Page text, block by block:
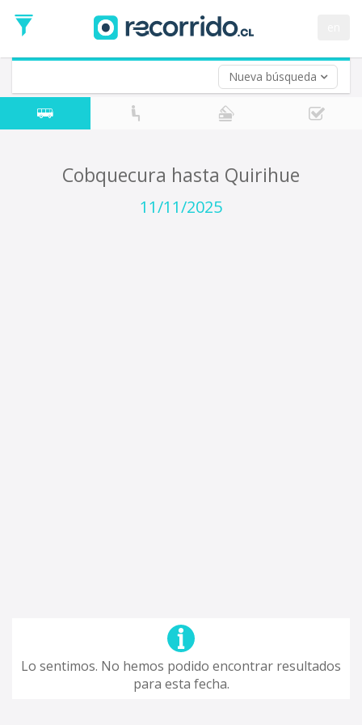
Nueva búsqueda
de
Ida
Vuelta (opcional)
Fecha
de
Cobquecura hasta Quirihue
11/11/2025
Lo sentimos. No hemos podido encontrar resultados
para esta fecha.